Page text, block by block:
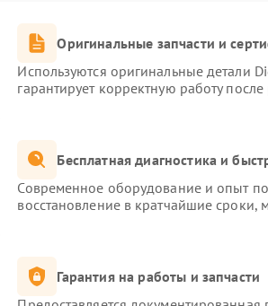
Оригинальные запчасти и
Используются оригинальные детали
гарантирует корректную работу
Бесплатная диагностика и
Современное оборудование и опыт
восстановление в кратчайшие сроки,
Гарантия на работы и запчасти